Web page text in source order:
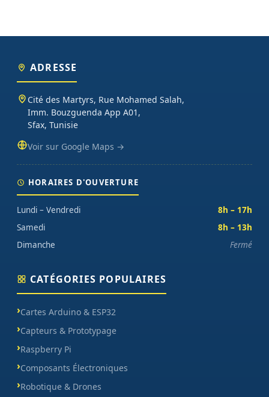
ADRESSE
Cité des Martyrs, Rue Mohamed Salah,
Imm. Bouzguenda App A01,
Sfax, Tunisie
Voir sur Google Maps →
HORAIRES D'OUVERTURE
Lundi – Vendredi
8h – 17h
Samedi
8h – 13h
Dimanche
Fermé
CATÉGORIES POPULAIRES
Cartes Arduino & ESP32
Capteurs & Prototypage
Raspberry Pi
Composants Électroniques
Robotique & Drones